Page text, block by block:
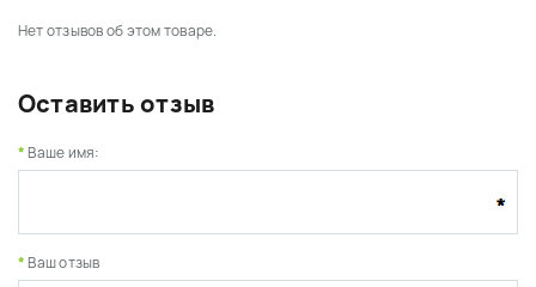
Нет отзывов об этом товаре.
Оставить отзыв
Ваше имя:
Ваш отзыв